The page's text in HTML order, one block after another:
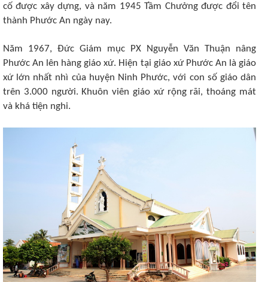
cố được xây dựng, và năm 1945 Tầm Chưởng được đổi tên
thành Phước An ngày nay.
Năm 1967, Đức Giám mục PX Nguyễn Văn Thuận nâng
Phước An lên hàng giáo xứ. Hiện tại giáo xứ Phước An là giáo
xứ lớn nhất nhì của huyện Ninh Phước, với con số giáo dân
trên 3.000 người. Khuôn viên giáo xứ rộng rãi, thoáng mát
và khá tiện nghi.